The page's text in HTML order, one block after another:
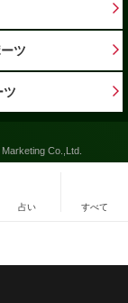
ツ
ツ
Co.,Ltd.
占い すべて